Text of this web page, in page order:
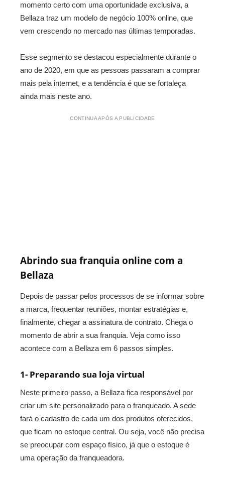
momento certo com uma oportunidade exclusiva, a
Bellaza traz um modelo de negócio 100% online, que
vem crescendo no mercado nas últimas temporadas.
Esse segmento se destacou especialmente durante o
ano de 2020, em que as pessoas passaram a comprar
mais pela internet, e a tendência é que se fortaleça
ainda mais neste ano.
CONTINUA APÓS A PUBLICIDADE
Abrindo sua franquia online com a
Bellaza
Depois de passar pelos processos de se informar sobre
a marca, frequentar reuniões, montar estratégias e,
finalmente, chegar a assinatura de contrato. Chega o
momento de abrir a sua franquia. Veja como isso
acontece com a Bellaza em 6 passos simples.
1- Preparando sua loja virtual
Neste primeiro passo, a Bellaza fica responsável por
criar um site personalizado para o franqueado. A sede
fará o cadastro de cada um dos produtos oferecidos,
que ficam no estoque central. Ou seja, você não precisa
se preocupar com espaço físico, já que o estoque é
uma operação da franqueadora.